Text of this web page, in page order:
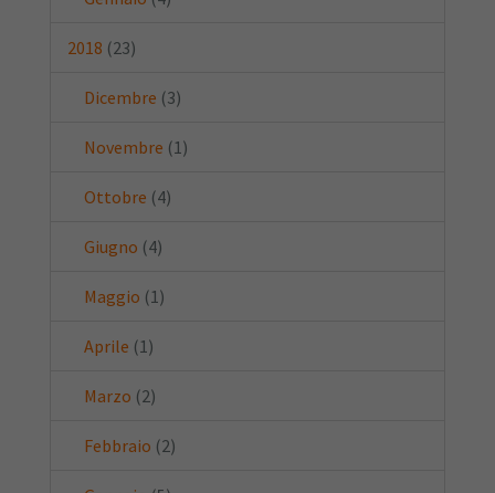
2018 (23)
Dicembre (3)
Novembre (1)
Ottobre (4)
Giugno (4)
Maggio (1)
Aprile (1)
Marzo (2)
Febbraio (2)